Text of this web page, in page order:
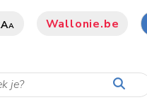
AA Wallonie.be